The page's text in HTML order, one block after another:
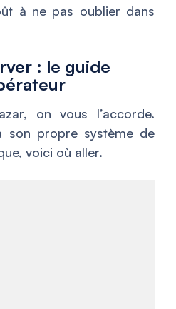
à ne pas oublier dans
: le guide
on vous l’accorde.
son propre système de
voici où aller.